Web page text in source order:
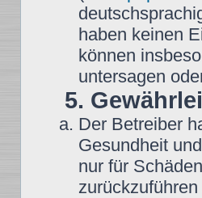
haben keinen
können
untersagen
5.
Der Betreiber
Gesundheit
nur für